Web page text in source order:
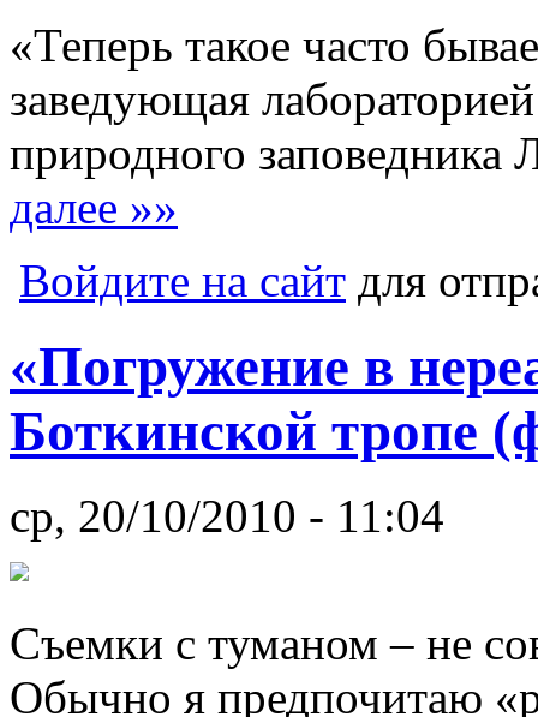
«Теперь такое часто
заведующая
природного
далее »»
Войдите на сайт для
«Погружение в
Боткинской тропе
ср, 20/10/2010 - 11:04
Съемки с туманом – не
Обычно я предпочитаю